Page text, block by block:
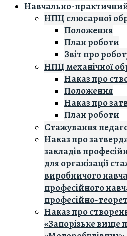
Навчально-
НПЦ слюсарної
Положення
План роботи
Звіт про
НПЦ механічної
Наказ про
Положення
Наказ про
План роботи
Стажування
Наказ про
закладів
для організації
виробничого
професійного
професійно-
Наказ про
«Запорізьке вище